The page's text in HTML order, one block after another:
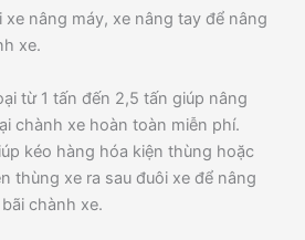
xe nâng máy, xe nâng tay để nâng
xe.
từ 1 tấn đến 2,5 tấn giúp nâng
chành xe hoàn toàn miễn phí.
kéo hàng hóa kiện thùng hoặc
thùng xe ra sau đuôi xe để nâng
chành xe.